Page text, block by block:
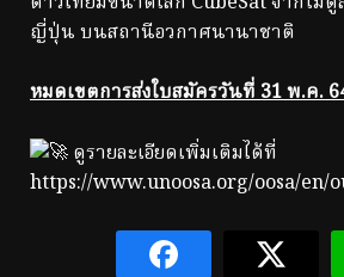
ญี่ปุ่น บนสถานีอวกาศนานาชาติ
หมดเขตการส่งใบสมัครวันที่ 31 พ.ค.
ดูรายละเอียดเพิ่มเติมได้ที่
https://www.unoosa.org/oosa/